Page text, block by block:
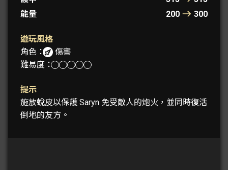
能量
200 300
遊玩風格
角色：
傷害
難易度：
提示
施放蛻皮以保護 Saryn 免受敵人的炮火，並同時復活
倒地的友方。